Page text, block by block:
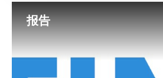
报告